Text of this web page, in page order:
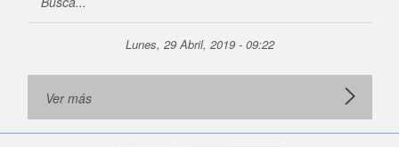
Lunes, 29 Abril, 2019 - 09:22
Ver más